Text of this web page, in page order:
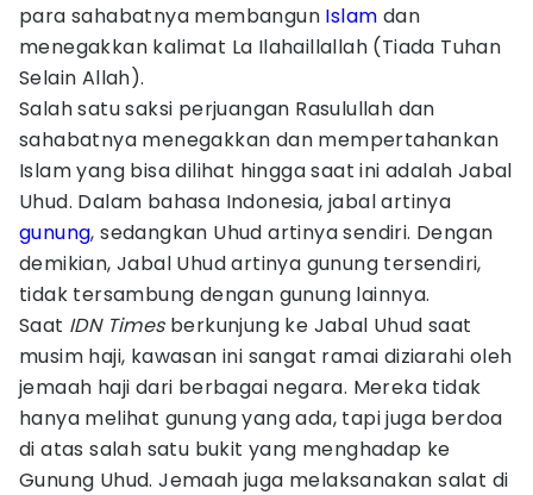
para sahabatnya membangun Islam dan
menegakkan kalimat La Ilahaillallah (Tiada Tuhan
Selain Allah).
Salah satu saksi perjuangan Rasulullah dan
sahabatnya menegakkan dan mempertahankan
Islam yang bisa dilihat hingga saat ini adalah Jabal
Uhud. Dalam bahasa Indonesia, jabal artinya
gunung, sedangkan Uhud artinya sendiri. Dengan
demikian, Jabal Uhud artinya gunung tersendiri,
tidak tersambung dengan gunung lainnya.
Saat IDN Timesberkunjung ke Jabal Uhud saat
musim haji, kawasan ini sangat ramai diziarahi oleh
jemaah haji dari berbagai negara. Mereka tidak
hanya melihat gunung yang ada, tapi juga berdoa
di atas salah satu bukit yang menghadap ke
Gunung Uhud. Jemaah juga melaksanakan salat di